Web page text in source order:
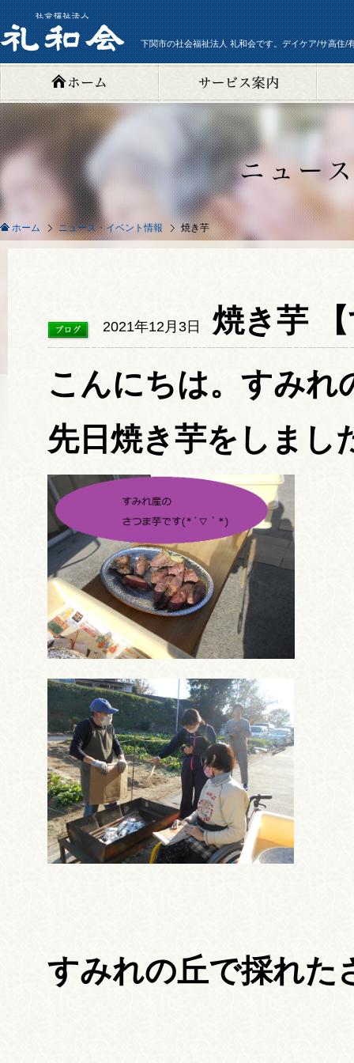
下関市の社会福祉法人 礼和会です。デイケア/サ高住/
ホーム ニュース・イベント情報 焼き芋
2021年12月3日
焼き芋
こんにちは。すみ
先日焼き芋をしまし
すみれの丘で採れた